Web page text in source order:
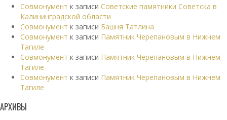
Совмонумент к записи Советские памятники Советска в
Калининградской области
Совмонумент к записи Башня Татлина
Совмонумент к записи Памятник Черепановым в Нижнем
Тагиле
Совмонумент к записи Памятник Черепановым в Нижнем
Тагиле
Совмонумент к записи Памятник Черепановым в Нижнем
Тагиле
АРХИВЫ